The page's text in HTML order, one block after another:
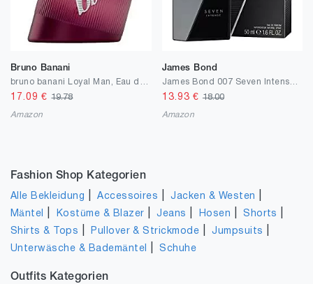
Bruno Banani
17.09 €19.78
Amazon
James Bond
13.93 € 18.00
Amazon
Fashion Shop Kategorien
Alle Bekleidung |Accessoires |Jacken & Westen
Mäntel Kostüme & Blazer |Jeans Hosen |Shorts
Shirts & Tops Pullover & Strickmode |Jumpsuits
Unterwäsche & Bademäntel |Schuhe
Outfits Kategorien